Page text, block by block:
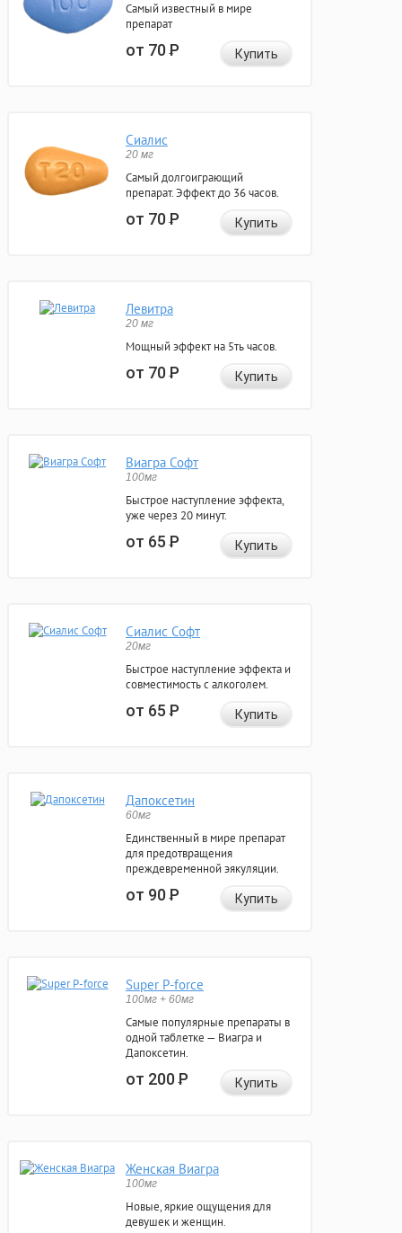
Самый известный в мире
препарат
от 70Р Купить
Сиалис
20 мг
Самый долгоиграющий
препарат. Эффект до 36 часов.
от 70Р Купить
Левитра
20 мг
Мощный эффект на 5ть часов.
от 70Р Купить
Виагра Софт
100мг
Быстрое наступление эффекта,
уже через 20 минут.
от 65Р Купить
Сиалис Софт
20мг
Быстрое наступление эффекта и
совместимость с алкоголем.
от 65Р Купить
Дапоксетин
60мг
Единственный в мире препарат
для предотвращения
преждевременной эякуляции.
от 90Р Купить
Super P-force
100мг + 60мг
Самые популярные препараты в
одной таблетке — Виагра и
Дапоксетин.
от 200Р Купить
Женская Виагра
100мг
Новые, яркие ощущения для
девушек и женщин.